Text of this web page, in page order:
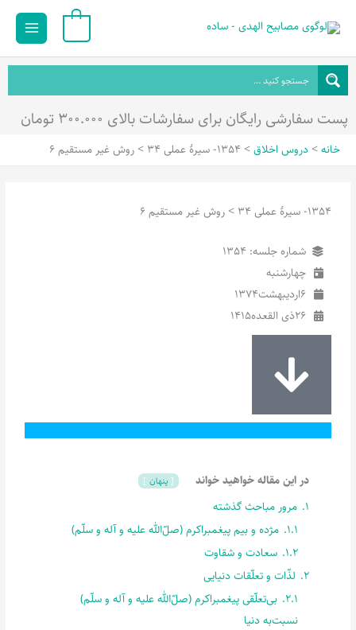
محتوا
Main
پست سفارشی رایگان برای سفارشات بالای ۳۰۰.۰۰۰ تومان
خانه دروس اخلاق 1354- سیرۀ عملی 34 > روش غیر مستقیم 6
1354- سیرۀ عملی 34 > روش غیر مستقیم 6
شماره جلسه: 1354
چهارشنبه
6اردیبهشت1374
26ذی القعده1415
در این مقاله خواهید خواند پنهان
1. مرور مباحث گذشته
1.1. مژده و بیم پیغمبراکرم (صلّ‌الله علیه و آله و سلّم)
1.2. سعادت و شقاوت
2. لذّات و تعلّقات دنیایی
2.1. بی‌تعلّقی پیغمبراکرم (صلّ‌الله علیه و آله و سلّم)
نسبت‌به دنیا